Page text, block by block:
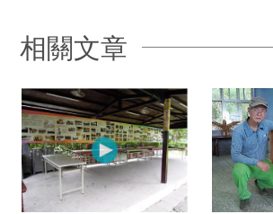
相關文章